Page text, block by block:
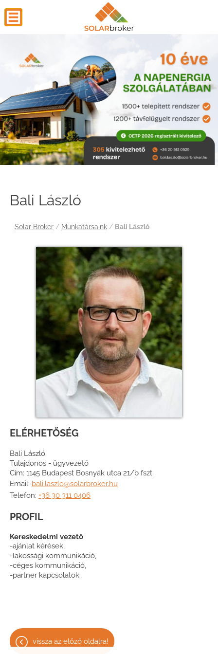
Bali László
Solar Broker / Munkatársaink / Bali László
ELÉRHETŐSÉG
Bali László
Tulajdonos - ügyvezető
Cím: 1145 Budapest Bosnyák utca 21/b fszt.
Email: bali.laszlo@solarbroker.hu
Telefon: +36 30 311 0406
PROFIL
Kereskedelmi vezető
-ajánlat kérések,
-lakossági kommunikáció,
-céges kommunikáció,
-partner kapcsolatok
vissza az előző oldalra!